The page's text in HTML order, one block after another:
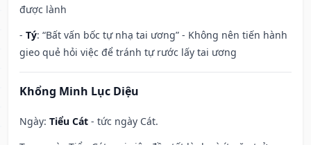
được lành
- Tý: “Bất vấn bốc tự nhạ tai ương” - Không nên tiến hành
gieo quẻ hỏi việc để tránh tự rước lấy tai ương
Khổng Minh Lục Diệu
Ngày: Tiểu Cát - tức ngày Cát.